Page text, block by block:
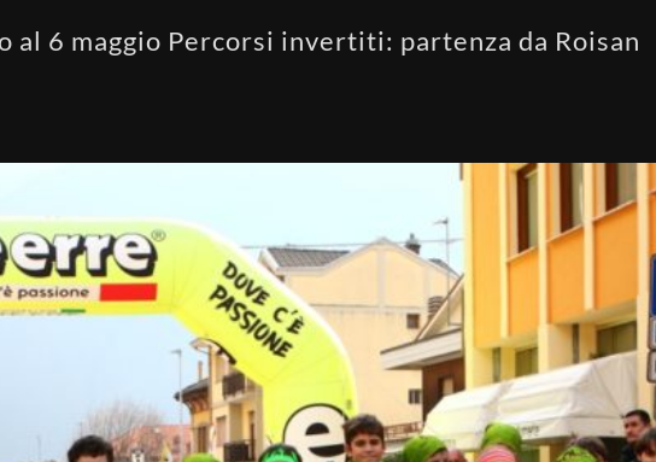
al 6 maggio Percorsi invertiti: partenza da Roisan